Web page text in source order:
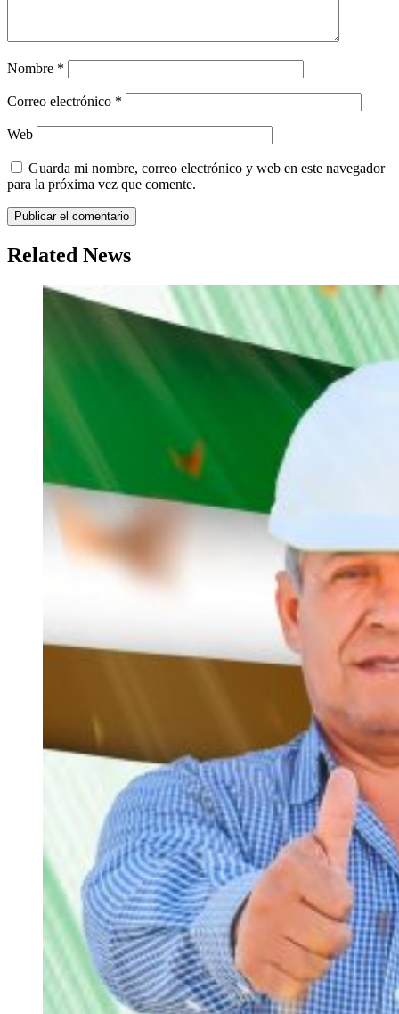
Nombre *
Correo electrónico *
Web
Guarda mi nombre, correo electrónico y web en este navegador
para la próxima vez que comente.
Related News